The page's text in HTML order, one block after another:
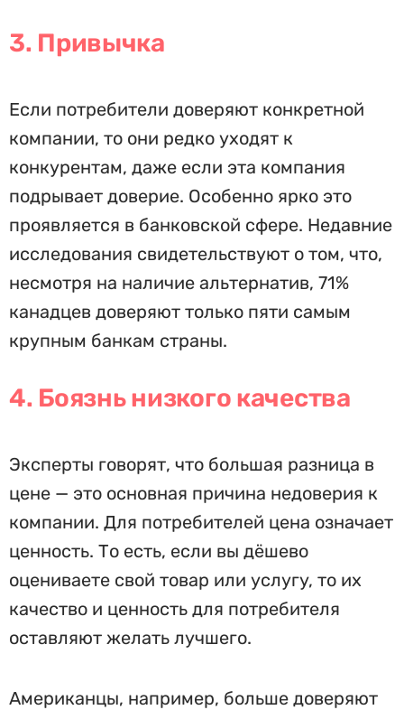
3. Привычка
Если потребители доверяют конкретной
компании, то они редко уходят к
конкурентам, даже если эта компания
подрывает доверие. Особенно ярко это
проявляется в банковской сфере. Недавние
исследования свидетельствуют о том, что,
несмотря на наличие альтернатив, 71%
канадцев доверяют только пяти самым
крупным банкам страны.
4. Боязнь низкого качества
Эксперты говорят, что большая разница в
цене — это основная причина недоверия к
компании. Для потребителей цена означает
ценность. То есть, если вы дёшево
оцениваете свой товар или услугу, то их
качество и ценность для потребителя
оставляют желать лучшего.
Американцы, например, больше доверяют